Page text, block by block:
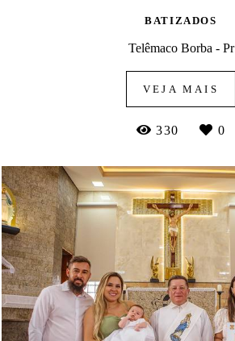
BATIZADOS
Telêmaco Borba - Pr
VEJA MAIS
330 0